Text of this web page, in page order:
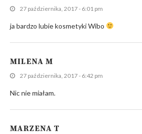
27 października, 2017 - 6:01 pm
ja bardzo lubie kosmetyki Wibo
MILENA M
27 października, 2017 - 6:42 pm
Nic nie miałam.
MARZENA T